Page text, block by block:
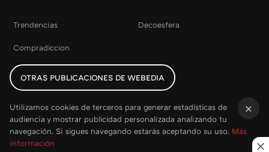
Trendencias Decoesfera
Compradiccion
OTRAS PUBLICACIONES DE WEBEDIA
Utilizamos cookies de terceros para generar estadísticas de
audiencia y mostrar publicidad personalizada analizando tu
navegación. Si sigues navegando estarás aceptando su uso. Más
información